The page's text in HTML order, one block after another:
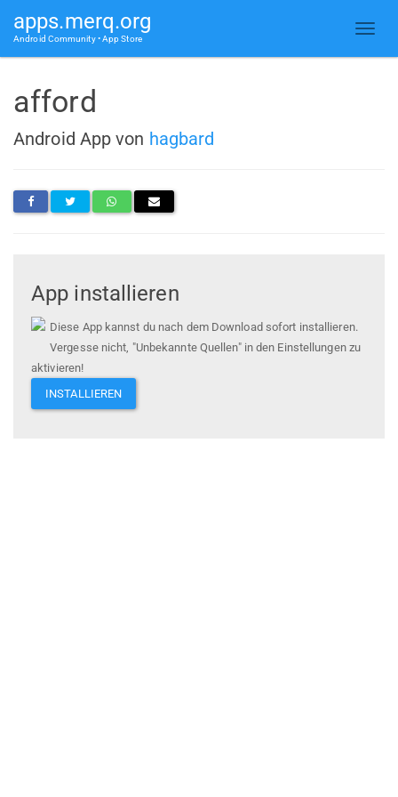
apps.merq.org
Android Community • App Store
afford
Android App von hagbard
App installieren
Diese App kannst du nach dem Download sofort installieren.
Vergesse nicht, "Unbekannte Quellen" in den Einstellungen zu
aktivieren!
INSTALLIEREN